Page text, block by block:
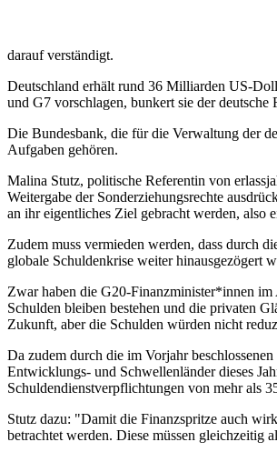
darauf verständigt.
Deutschland erhält rund 36 Milliarden US-
und G7 vorschlagen, bunkert sie der
Die Bundesbank, die für die Verwaltung der
Aufgaben gehören.
Malina Stutz, politische Referentin von
Weitergabe der Sonderziehungsrechte
an ihr eigentliches Ziel gebracht werden, also
Zudem muss vermieden werden, dass durch
globale Schuldenkrise weiter hinausgezögert
Zwar haben die G20-Finanzminister*innen im
Schulden bleiben bestehen und die privaten
Zukunft, aber die Schulden würden nicht
Da zudem durch die im Vorjahr
Entwicklungs- und Schwellenländer dieses
Schuldendienstverpflichtungen von mehr als
Stutz dazu: "Damit die Finanzspritze auch
betrachtet werden. Diese müssen gleichzeitig